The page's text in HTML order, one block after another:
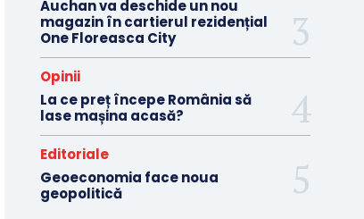
Auchan va deschide un nou
magazin în cartierul rezidențial
One Floreasca City
Opinii
La ce preț începe România să
lase mașina acasă?
Editoriale
Geoeconomia face noua
geopolitică